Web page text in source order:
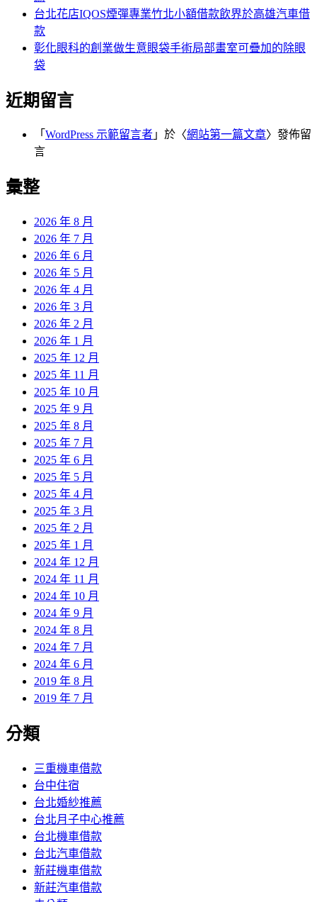
台北花店IQOS煙彈專業竹北小額借款飲界於高雄汽車借
款
彰化眼科的創業做生意眼袋手術局部畫室可疊加的除眼
袋
近期留言
「 WordPress 示範留言者 」於〈網站第一篇文章〉發佈留
言
彙整
2026 年 8 月
2026 年 7 月
2026 年 6 月
2026 年 5 月
2026 年 4 月
2026 年 3 月
2026 年 2 月
2026 年 1 月
2025 年 12 月
2025 年 11 月
2025 年 10 月
2025 年 9 月
2025 年 8 月
2025 年 7 月
2025 年 6 月
2025 年 5 月
2025 年 4 月
2025 年 3 月
2025 年 2 月
2025 年 1 月
2024 年 12 月
2024 年 11 月
2024 年 10 月
2024 年 9 月
2024 年 8 月
2024 年 7 月
2024 年 6 月
2019 年 8 月
2019 年 7 月
分類
三重機車借款
台中住宿
台北婚紗推薦
台北月子中心推薦
台北機車借款
台北汽車借款
新莊機車借款
新莊汽車借款